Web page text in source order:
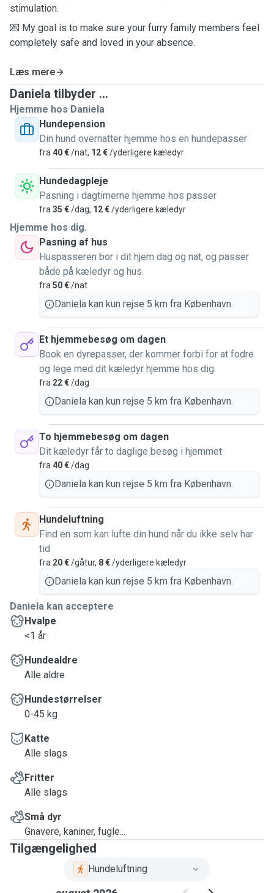
stimulation.
💌 My goal is to make sure your furry family members feel
completely safe and loved in your absence.
Læs mere
Daniela tilbyder ...
Hjemme hos Daniela
Hundepension
Din hund overnatter hjemme hos en hundepasser
fra 40 €/nat, 12 €/yderligere kæledyr
Hundedagpleje
Pasning i dagtimerne hjemme hos passer
fra 35 €/dag, 12 €/yderligere kæledyr
Hjemme hos dig.
Pasning af hus
Huspasseren bor i dit hjem dag og nat, og passer
både på kæledyr og hus.
fra 50 €/nat
Daniela kan kun rejse 5 km fra København.
Et hjemmebesøg om dagen
Book en dyrepasser, der kommer forbi for at fodre
og lege med dit kæledyr hjemme hos dig.
fra 22 €/dag
Daniela kan kun rejse 5 km fra København.
To hjemmebesøg om dagen
Dit kæledyr får to daglige besøg i hjemmet
fra 40 €/dag
Daniela kan kun rejse 5 km fra København.
Hundeluftning
Find en som kan lufte din hund når du ikke selv har
tid
fra 20 €/gåtur, 8 €/yderligere kæledyr
Daniela kan kun rejse 5 km fra København.
Daniela kan acceptere
Hvalpe
<1 år
Hundealdre
Alle aldre
Hundestørrelser
0-45 kg
Katte
Alle slags
Fritter
Alle slags
Små dyr
Gnavere, kaniner, fugle...
Tilgængelighed
Hundeluftning